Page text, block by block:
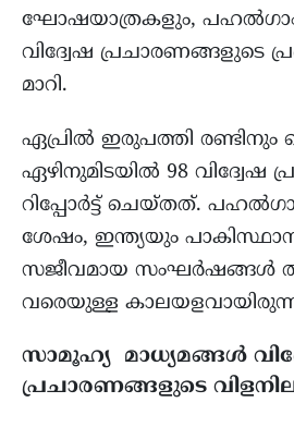
ഘോഷയാത്രകളും, പഹൽഗാം
വിദ്വേഷ പ്രചാരണങ്ങളുടെ
മാറി.
ഏപ്രിൽ ഇരുപത്തി രണ്ടിനും
ഏഴിനുമിടയിൽ 98 വിദ്വേഷ
റിപ്പോർട്ട്‌ ചെയ്തത്.
ശേഷം, ഇന്ത്യയും
സജീവമായ സംഘർഷങ്ങൾ
വരെയുള്ള
സാമൂഹ്യ മാധ്യമങ്ങൾ
പ്രചാരണങ്ങളുടെ